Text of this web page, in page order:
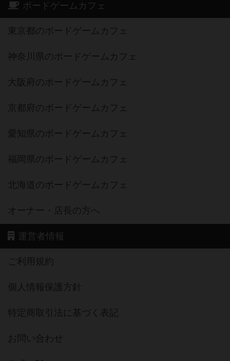
ボードゲームカフェ
東京都のボードゲームカフェ
神奈川県のボードゲームカフェ
大阪府のボードゲームカフェ
京都府のボードゲームカフェ
愛知県のボードゲームカフェ
福岡県のボードゲームカフェ
北海道のボードゲームカフェ
オーナー・店長の方へ
運営者情報
ご利用規約
個人情報保護方針
特定商取引法に基づく表記
お問い合わせ